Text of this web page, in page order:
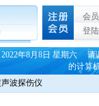
会
登
2022年8月8日 星期六 请
的计算
声波探伤仪